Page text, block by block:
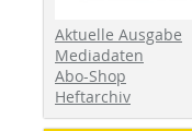
Aktuelle Ausgabe
Mediadaten
Abo-Shop
Heftarchiv